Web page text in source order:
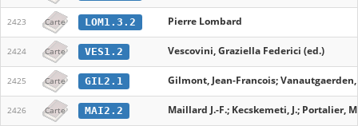
2423 Carte LOM1.3.2 Pierre Lombard
2424 Carte VES1.2 Vescovini, Graziella Federici (ed.)
2425 Carte GIL2.1 Gilmont, Jean-Francois;
2426 Carte MAI2.2 Maillard J.-F.; Kecskemeti, J.; Portalier,